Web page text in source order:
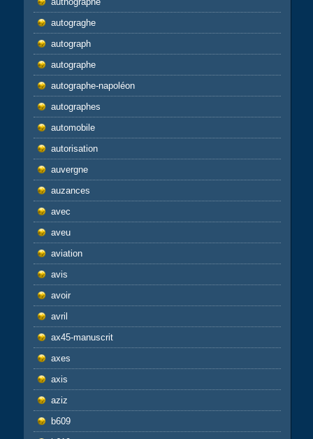
autograghe
autograph
autographe
autographe-napoléon
autographes
automobile
autorisation
auvergne
auzances
avec
aveu
aviation
avis
avoir
avril
ax45-manuscrit
axes
axis
aziz
b609